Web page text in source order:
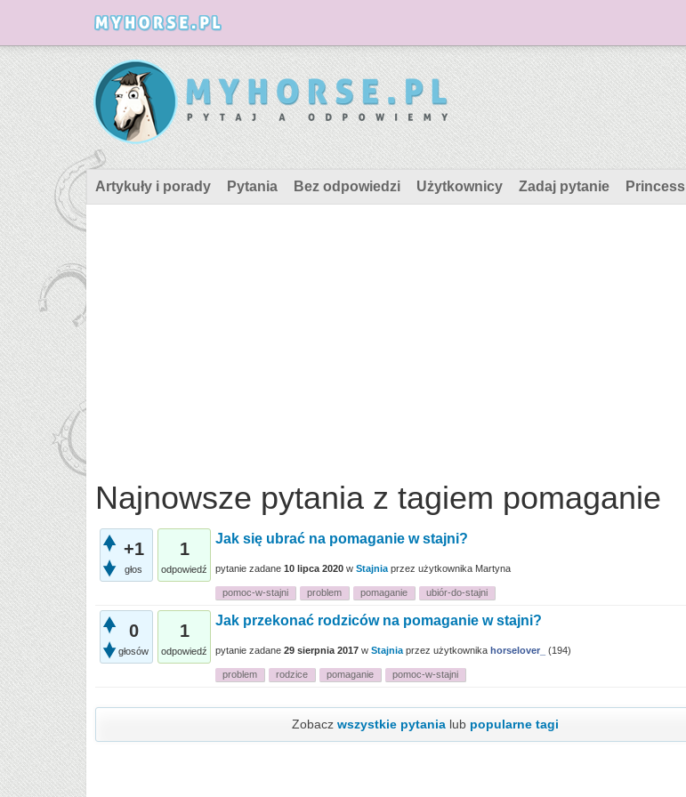
Artykuły i porady Pytania Bez odpowiedzi Użytkownicy Zadaj pytanie Princess
Najnowsze pytania z tagiem pomaganie
+1
głos
1
odpowiedź
Jak się ubrać na pomaganie w stajni?
pytanie zadane 10 lipca 2020 w Stajnia przez użytkownika Martyna
pomoc-w-stajni problem pomaganie ubiór-do-stajni
0
głosów
1
odpowiedź
Jak przekonać rodziców na pomaganie w stajni?
pytanie zadane 29 sierpnia 2017 w Stajnia przez użytkownika horselover_ (194)
problem rodzice pomaganie pomoc-w-stajni
Zobacz wszystkie pytanialub popularne tagi